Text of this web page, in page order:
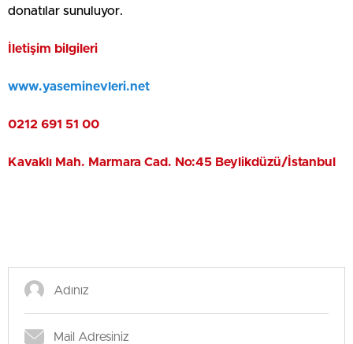
donatılar sunuluyor.
İletişim bilgileri
www.yaseminevleri.net
0212 691 51 00
Kavaklı Mah. Marmara Cad. No:45 Beylikdüzü/İstanbul